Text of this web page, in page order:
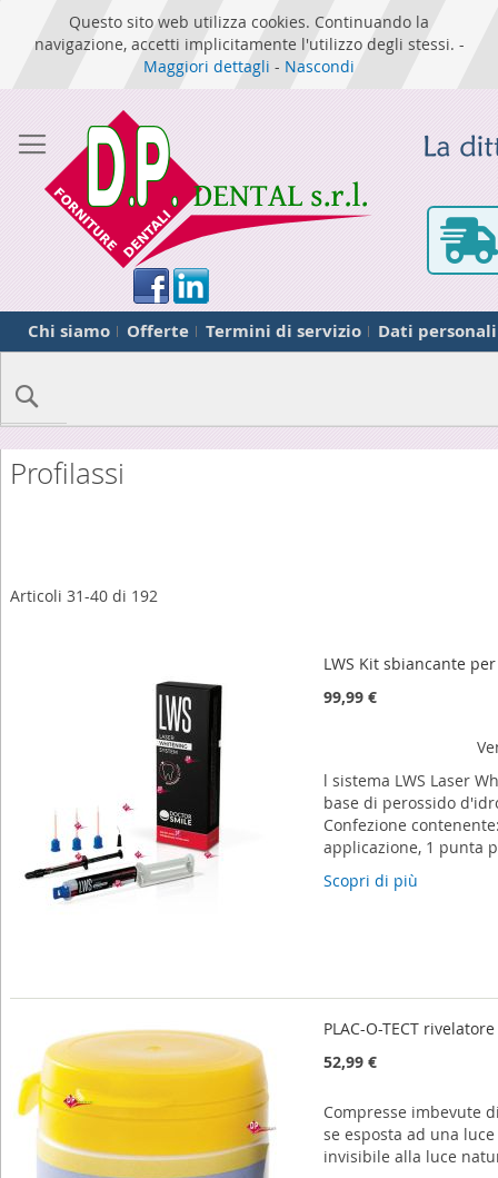
Questo sito web utilizza cookies. Continuando la
navigazione, accetti implicitamente l'utilizzo degli stessi. -
Maggiori dettagli - Nascondi
Chi siamo Offerte Termini di servizio Dati personali
Profilassi
Articoli 31-40 di 192
LWS Kit sbiancante
99,99 €
l sistema LWS Laser
base di perossido
Confezione
applicazione, 1 punta
Scopri di più
PLAC-O-TECT
52,99 €
Compresse imbevute
se esposta ad una
invisibile alla luce